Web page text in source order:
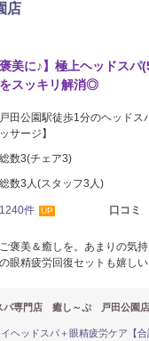
店
褒美に♪】極上ヘッドス
スッキリ解消◎
戸田公園駅徒歩1分のヘッド
ッサージ】
総数3(チェア3)
総数3人(スタッフ3人)
1240件 UP 口コミ
褒美＆癒しを。あまりの気
眼精疲労回復セットも嬉し
パ専門店 癒し～ぷ 戸田公園
ヘッドスパ＋眼精疲労ケア【